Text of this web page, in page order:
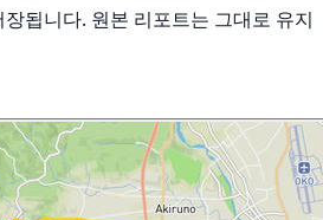
됩니다. 원본 리포트는 그대로 유지